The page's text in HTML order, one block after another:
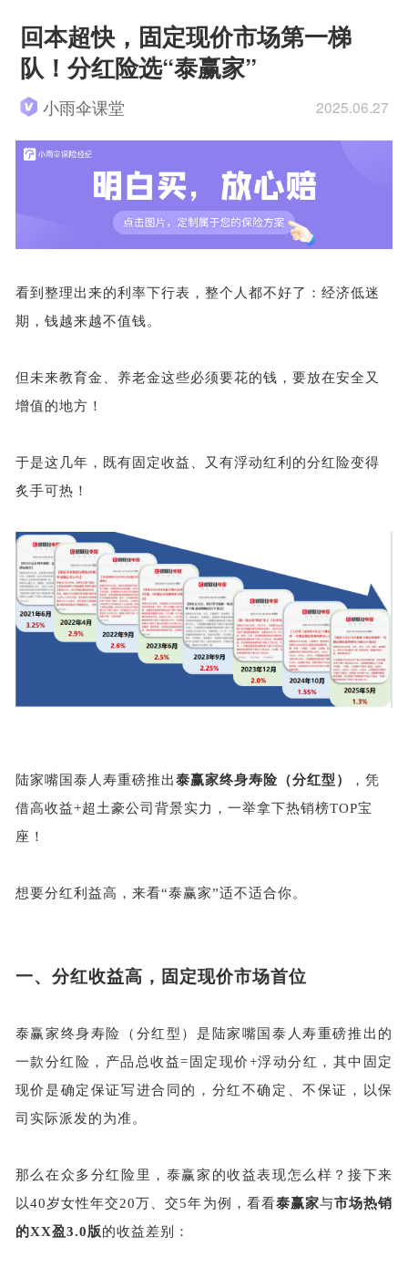
回本超快，固定现价市场第一梯
队！分红险选“泰赢家”
小雨伞课堂 2025.06.27
看到整理出来的利率下行表，整个人都不好了：经济低迷
期，钱越来越不值钱。
但未来教育金、养老金这些必须要花的钱，要放在安全又
增值的地方！
于是这几年，既有固定收益、又有浮动红利的分红险变得
炙手可热！
陆家嘴国泰人寿重磅推出泰赢家终身寿险（分红型）
，凭
借高收益+超土豪公司背景实力，一举拿下热销榜TOP宝
座！
想要分红利益高，来看“泰赢家”适不适合你。
一、 分红收益高，固定现价市场首位
泰赢家终身寿险（分红型）是陆家嘴国泰人寿重磅推出的
一款分红险，产品总收益=固定现价+浮动分红，其中固定
现价是确定保证写进合同的，分红不确定、不保证，以保
司实际派发的为准。
那么在众多分红险里，泰赢家的收益表现怎么样？接下来
以40岁女性年交20万、交5年为例，看看泰赢家与市场热销
的XX盈3.0版的收益差别：